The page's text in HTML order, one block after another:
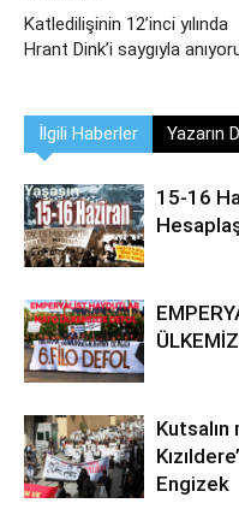
Katledilişinin 12’inci yılında
Hrant Dink’i saygıyla
İlgili Haberler Yazarın
15-16
Kutsalın
Engizek